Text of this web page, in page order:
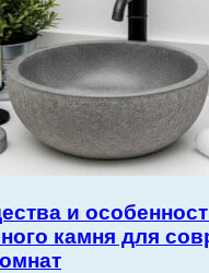
и
камня для